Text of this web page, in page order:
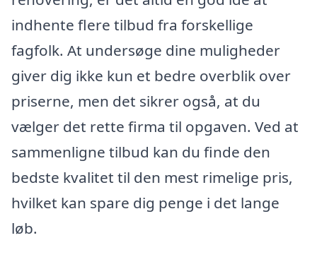
indhente flere tilbud fra forskellige
fagfolk. At undersøge dine muligheder
giver dig ikke kun et bedre overblik over
priserne, men det sikrer også, at du
vælger det rette firma til opgaven. Ved at
sammenligne tilbud kan du finde den
bedste kvalitet til den mest rimelige pris,
hvilket kan spare dig penge i det lange
løb.